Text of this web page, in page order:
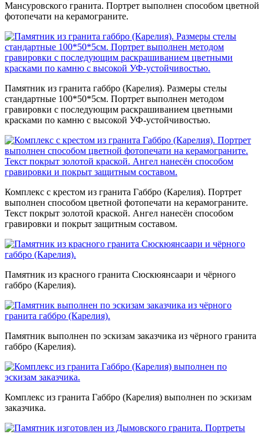
Мансуровского гранита. Портрет выполнен способом цветной
фотопечати на керамограните.
Памятник из гранита габбро (Карелия). Размеры стелы
стандартные 100*50*5см. Портрет выполнен методом
гравировки с последующим раскрашиванием цветными
красками по камню с высокой УФ-устойчивостью.
Комплекс с крестом из гранита Габбро (Карелия). Портрет
выполнен способом цветной фотопечати на керамограните.
Текст покрыт золотой краской. Ангел нанесён способом
гравировки и покрыт защитным составом.
Памятник из красного гранита Сюскюянсаари и чёрного
габбро (Карелия).
Памятник выполнен по эскизам заказчика из чёрного гранита
габбро (Карелия).
Комплекс из гранита Габбро (Карелия) выполнен по эскизам
заказчика.